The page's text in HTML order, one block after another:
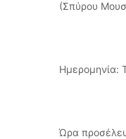
(Σπύρου
Ημερομηνία:
Ώρα